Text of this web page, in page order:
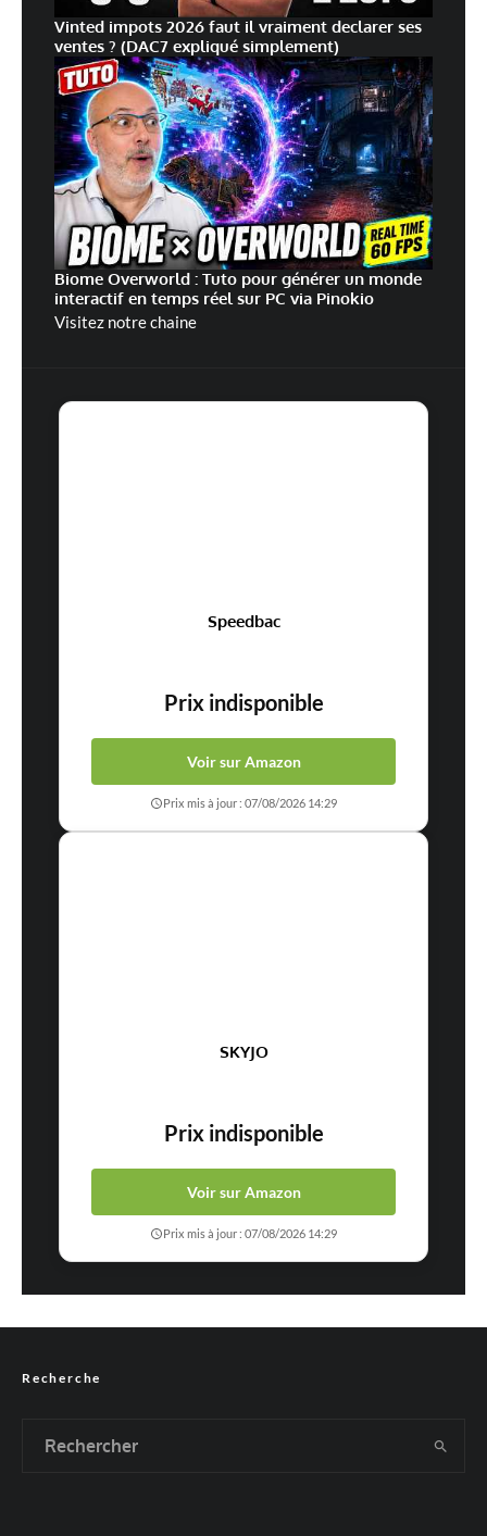
Vinted impots 2026 faut il vraiment declarer ses
ventes ? (DAC7 expliqué simplement)
Biome Overworld : Tuto pour générer un monde
interactif en temps réel sur PC via Pinokio
Visitez notre chaine
Speedbac
Prix indisponible
Voir sur Amazon
Prix mis à jour : 07/08/2026 14:29
SKYJO
Prix indisponible
Voir sur Amazon
Prix mis à jour : 07/08/2026 14:29
Recherche